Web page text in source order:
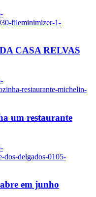
fileminimizer-1-
CASA RELVAS
restaurante-michelin-
um restaurante
dos-delgados-0105-
em junho